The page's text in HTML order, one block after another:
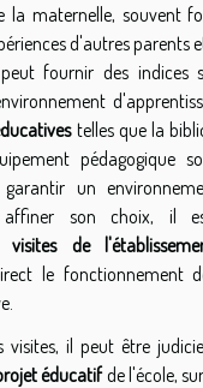
la maternelle, souvent
d'autres parents
peut fournir des indices
telles que la
pédagogique
un
affiner son choix, il
visites de
le fonctionnement
visites, il peut être
éducatifde l'école,